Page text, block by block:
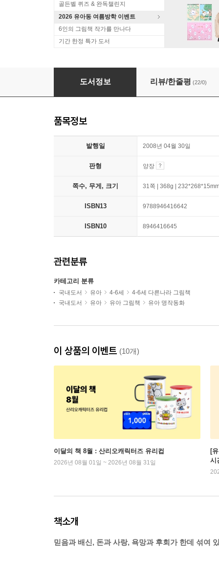
골든벨 퀴즈 & 완독챌린지
2026 유아동 여름방학 이벤트
6인의 그림책 작가를 만나다
기간 한정 특가 도서
푸른 수염
도서정보 리뷰/한줄평 (22/0)
품목정보
발행일 2008년 04월 30일
판형 양장
쪽수, 무게, 크기 31쪽 | 368g |
ISBN13 9788946416642
ISBN10 8946416645
관련분류
카테고리 분류
국내도서 유아 4-6세
4-6세 다른나라 그림책
국내도서
유아 유아 그림책 유아 명작동화
이 상품의 이벤트 (10개)
이달의 책 8월 : 산리오캐릭터즈 유리컵
2026년 08월 01일 ~ 2026년 08월 31일
[
시
책소개
믿음과 배신, 돈과 사랑, 욕망과 후회가 한데 섞여